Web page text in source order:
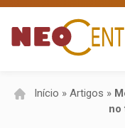
Início » Artigos »
no